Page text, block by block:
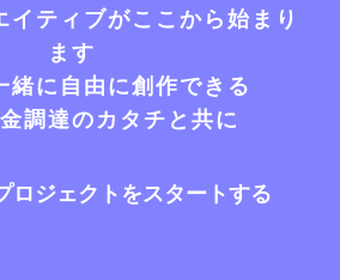
イティブがここから始まり
ます
緒に自由に創作できる
調達のカタチと共に
ロジェクトをスタートする